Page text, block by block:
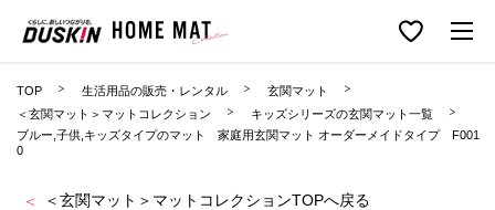
TOP 生活用品の販売・レンタル
玄関マット
＜玄関マット＞マットコレクション
キッズシリーズの玄関マット一覧
ブルー,子供,キッズタイプのマット 家庭用玄関マット オーダーメイドタイプ F001
0
＜玄関マット＞マットコレクションTOPへ戻る